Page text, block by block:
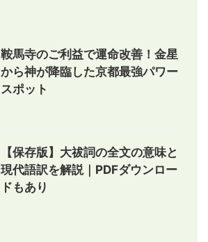
鞍馬寺のご利益で運命改善！金星
から神が降臨した京都最強パワー
スポット
【保存版】大祓詞の全文の意味と
現代語訳を解説｜PDFダウンロー
ドもあり